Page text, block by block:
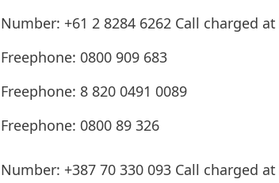
Number: +61 2 8284 6262 Call charged
Freephone: 0800 909 683
Freephone: 8 820 0491 0089
Freephone: 0800 89 326
Number: +387 70 330 093 Call charged